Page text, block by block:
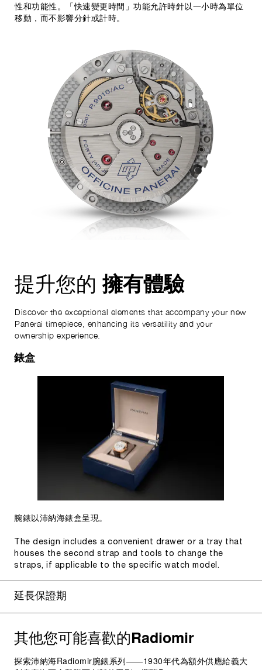
性和功能性。「快速變更時間」功能允許時針以一小時為單位
移動，而不影響分針或計時。
提升您的擁有體驗
Discover the exceptional elements that accompany your new
Panerai timepiece, enhancing its versatility and your
ownership experience.
錶盒
腕錶以沛納海錶盒呈現。
The design includes a convenient drawer or a tray that
houses the second strap and tools to change the
straps, if applicable to the specific watch model.
延長保證期
其他您可能喜歡的Radiomir
探索沛納海Radiomir腕錶系列——1930年代為額外供應給義大